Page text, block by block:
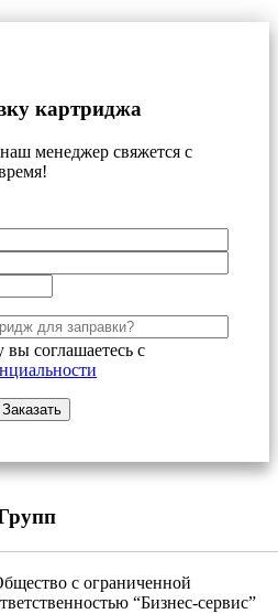
картриджа
менеджер свяжется с
соглашаетесь с
с ограниченной
“Бизнес-сервис”